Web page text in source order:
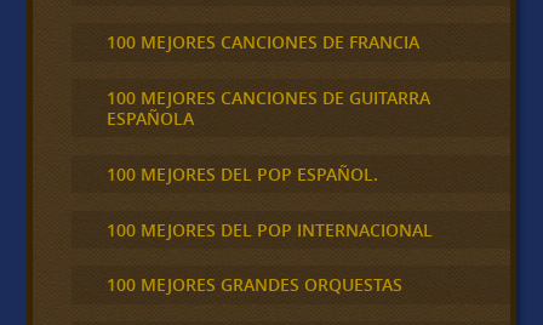
100 MEJORES CANCIONES DE FRANCIA
100 MEJORES CANCIONES DE GUITARRA
ESPAÑOLA
100 MEJORES DEL POP ESPAÑOL.
100 MEJORES DEL POP INTERNACIONAL
100 MEJORES GRANDES ORQUESTAS